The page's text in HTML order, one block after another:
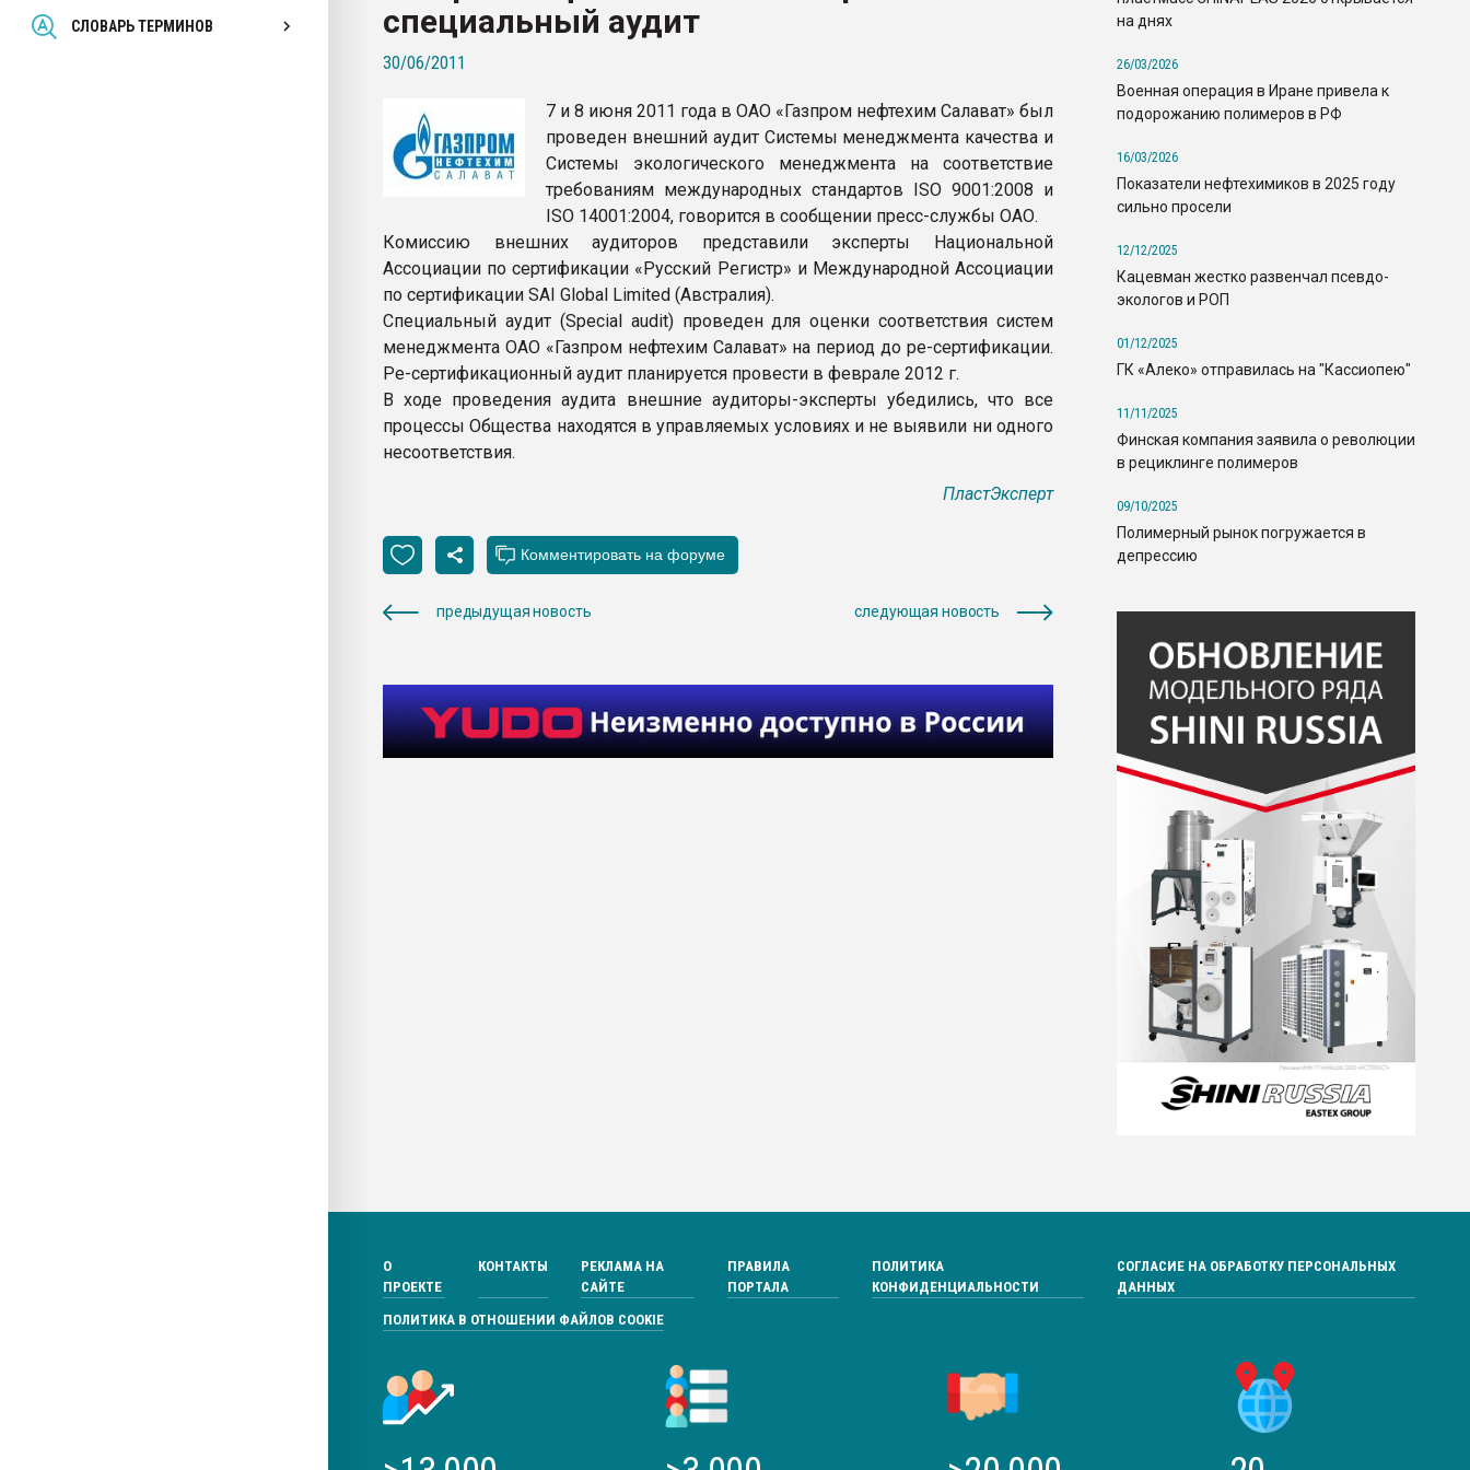
СЛОВАРЬ ТЕРМИНОВ
Всё, что касается выдува ПЭТ
бутылокспециальный аудит
30/06/2011
7 и 8 июня 2011 года в ОАО «Газпром нефтехим Салават» был
проведен внешний аудит Системы менеджмента качества и
Системы экологического менеджмента на соответствие
требованиям международных стандартов ISO 9001:2008 и
ISO 14001:2004, говорится в сообщении пресс-службы ОАО.
Комиссию внешних аудиторов представили эксперты Национальной
Ассоциации по сертификации «Русский Регистр» и Международной Ассоциации
по сертификации SAI Global Limited (Австралия).
Специальный аудит (Special audit) проведен для оценки соответствия систем
менеджмента ОАО «Газпром нефтехим Салават» на период до ре-сертификации.
Ре-сертификационный аудит планируется провести в феврале 2012 г.
В ходе проведения аудита внешние аудиторы-эксперты убедились, что все
процессы Общества находятся в управляемых условиях и не выявили ни одного
несоответствия.
ПластЭксперт
предыдущая новость следующая новость
на днях
26/03/2026
Военная операция в Иране привела к
подорожанию полимеров в РФ
16/03/2026
Показатели нефтехимиков в 2025 году
сильно просели
12/12/2025
Кацевман жестко развенчал псевдо-
экологов и РОП
01/12/2025
ГК «Алеко» отправилась на "Кассиопею"
11/11/2025
Финская компания заявила о революции
в рециклинге полимеров
09/10/2025
Полимерный рынок погружается в
депрессию
О
ПРОЕКТЕ
КОНТАКТЫ
РЕКЛАМА НА
САЙТЕ
ПРАВИЛА
ПОРТАЛА
ПОЛИТИКА
КОНФИДЕНЦИАЛЬНОСТИ
СОГЛАСИЕ НА ОБРАБОТКУ ПЕРСОНАЛЬНЫХ
ДАННЫХ
ПОЛИТИКА В ОТНОШЕНИИ ФАЙЛОВ COOKIE